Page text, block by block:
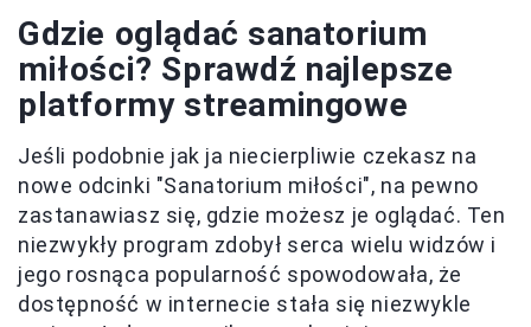
Gdzie oglądać sanatorium
miłości? Sprawdź najlepsze
platformy streamingowe
Jeśli podobnie jak ja niecierpliwie czekasz na
nowe odcinki "Sanatorium miłości", na pewno
zastanawiasz się, gdzie możesz je oglądać. Ten
niezwykły program zdobył serca wielu widzów i
jego rosnąca popularność spowodowała, że
dostępność w internecie stała się niezwykle